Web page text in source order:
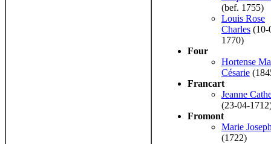
(bef. 1755)
Louis Rose
Charles (10-
1770)
Four
Hortense
Césarie
Francart
Jeanne
(23-04-
Fromont
Marie
(1722)